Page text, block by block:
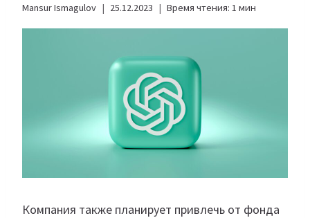
Mansur Ismagulov 25.12.2023 Время чтения: 1 мин
Компания также планирует привлечь от фонда